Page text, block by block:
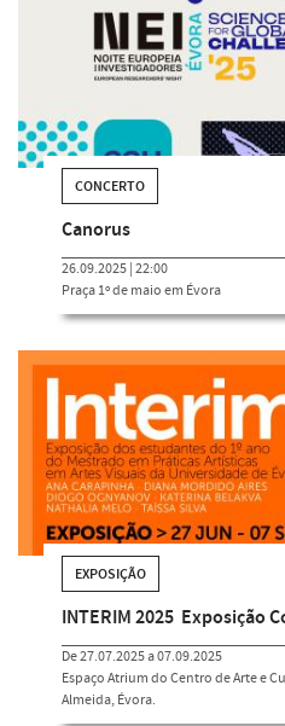
CONCERTO
Canorus
26.09.2025 | 22:00
Praça 1º de maio em Évora
EXPOSIÇÃO
INTERIM 2025 
De 27.07.2025 a 07.09.2025
Espaço Atrium do Centro de Arte e
Almeida, Évora.